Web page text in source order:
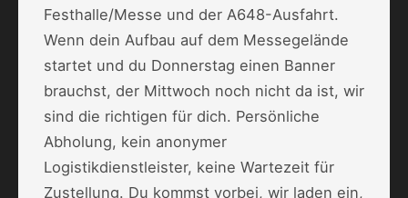
Festhalle/Messe und der A648-Ausfahrt.
Wenn dein Aufbau auf dem Messegelände
startet und du Donnerstag einen Banner
brauchst, der Mittwoch noch nicht da ist, wir
sind die richtigen für dich. Persönliche
Abholung, kein anonymer
Logistikdienstleister, keine Wartezeit für
Zustellung. Du kommst vorbei, wir laden ein,